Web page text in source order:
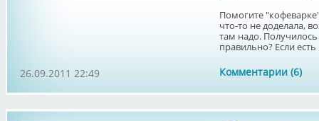
Помогите
что-то не доделала,
там надо. Получилось
правильно? Если есть
Комментарии (6)
26.09.2011 22:49